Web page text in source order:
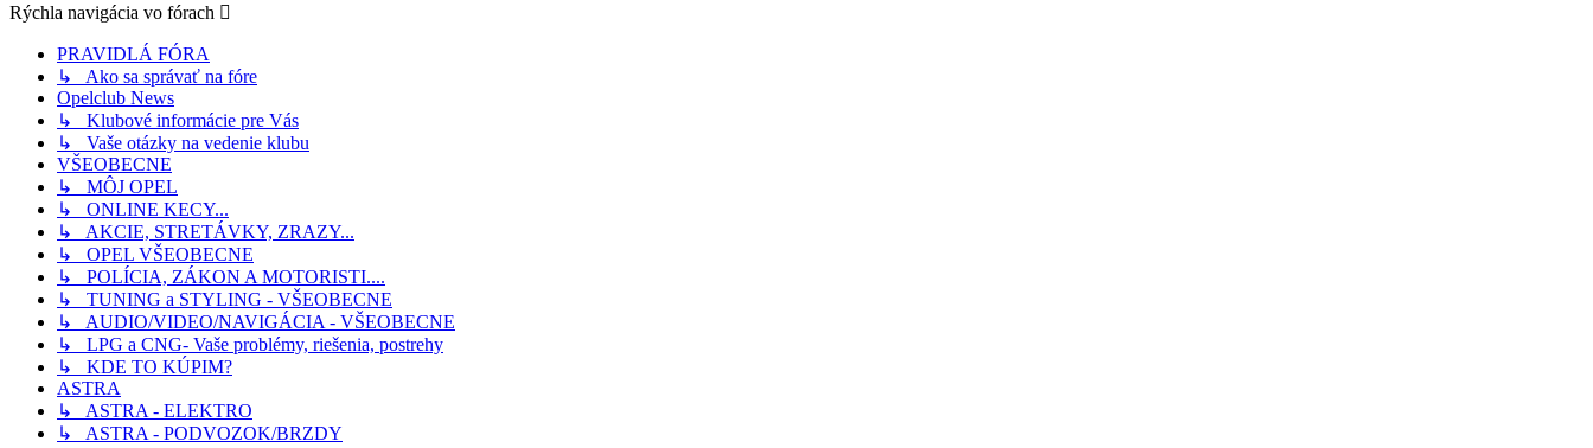
Rýchla navigácia vo fórach
PRAVIDLÁ FÓRA
↳ Ako sa správať na fóre
Opelclub News
↳ Klubové informácie pre Vás
↳ Vaše otázky na vedenie klubu
VŠEOBECNE
↳ MÔJ OPEL
↳ ONLINE KECY...
↳ AKCIE, STRETÁVKY, ZRAZY...
↳ OPEL VŠEOBECNE
↳ POLÍCIA, ZÁKON A MOTORISTI....
↳ TUNING a STYLING - VŠEOBECNE
↳ AUDIO/VIDEO/NAVIGÁCIA - VŠEOBECNE
↳ LPG a CNG- Vaše problémy, riešenia, postrehy
↳ KDE TO KÚPIM?
ASTRA
↳ ASTRA - ELEKTRO
↳ ASTRA - PODVOZOK/BRZDY